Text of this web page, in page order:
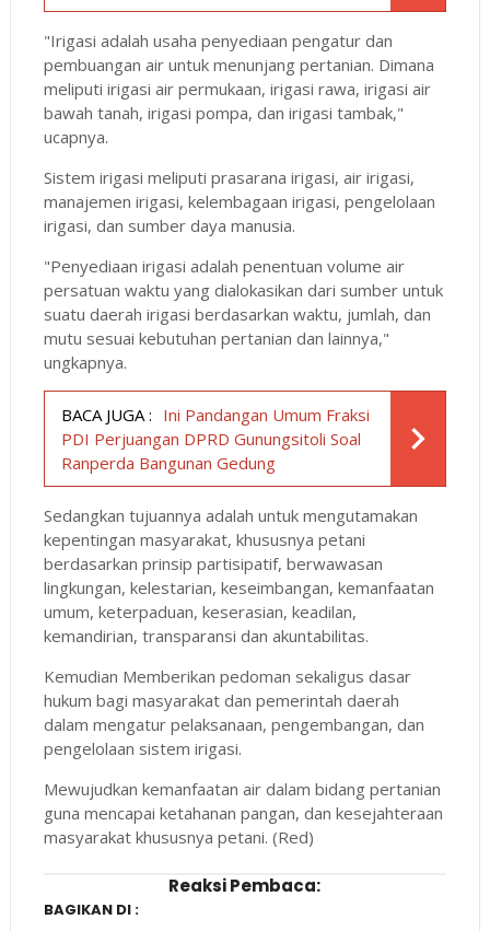
"Irigasi adalah usaha penyediaan pengatur dan
pembuangan air untuk menunjang pertanian. Dimana
meliputi irigasi air permukaan, irigasi rawa, irigasi air
bawah tanah, irigasi pompa, dan irigasi tambak,"
ucapnya.
Sistem irigasi meliputi prasarana irigasi, air irigasi,
manajemen irigasi, kelembagaan irigasi, pengelolaan
irigasi, dan sumber daya manusia.
"Penyediaan irigasi adalah penentuan volume air
persatuan waktu yang dialokasikan dari sumber untuk
suatu daerah irigasi berdasarkan waktu, jumlah, dan
mutu sesuai kebutuhan pertanian dan lainnya,"
ungkapnya.
BACA JUGA : Ini Pandangan Umum Fraksi
PDI Perjuangan DPRD Gunungsitoli Soal
Ranperda Bangunan Gedung
Sedangkan tujuannya adalah untuk mengutamakan
kepentingan masyarakat, khususnya petani
berdasarkan prinsip partisipatif, berwawasan
lingkungan, kelestarian, keseimbangan, kemanfaatan
umum, keterpaduan, keserasian, keadilan,
kemandirian, transparansi dan akuntabilitas.
Kemudian Memberikan pedoman sekaligus dasar
hukum bagi masyarakat dan pemerintah daerah
dalam mengatur pelaksanaan, pengembangan, dan
pengelolaan sistem irigasi.
Mewujudkan kemanfaatan air dalam bidang pertanian
guna mencapai ketahanan pangan, dan kesejahteraan
masyarakat khususnya petani. (Red)
Reaksi Pembaca:
BAGIKAN DI :